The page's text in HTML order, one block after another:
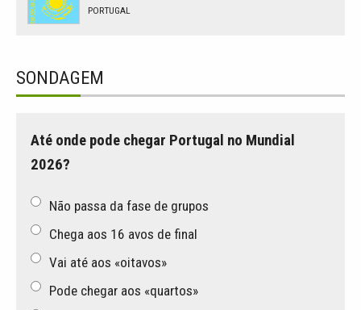
PORTUGAL
SONDAGEM
Até onde pode chegar Portugal no Mundial
2026?
Não passa da fase de grupos
Chega aos 16 avos de final
Vai até aos «oitavos»
Pode chegar aos «quartos»